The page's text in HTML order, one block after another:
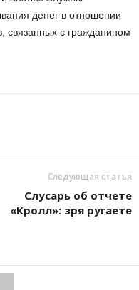
денег в отношении
связанных с гражданином
Следующая статья
Слусарь об отчете
«Кролл»: зря ругаете